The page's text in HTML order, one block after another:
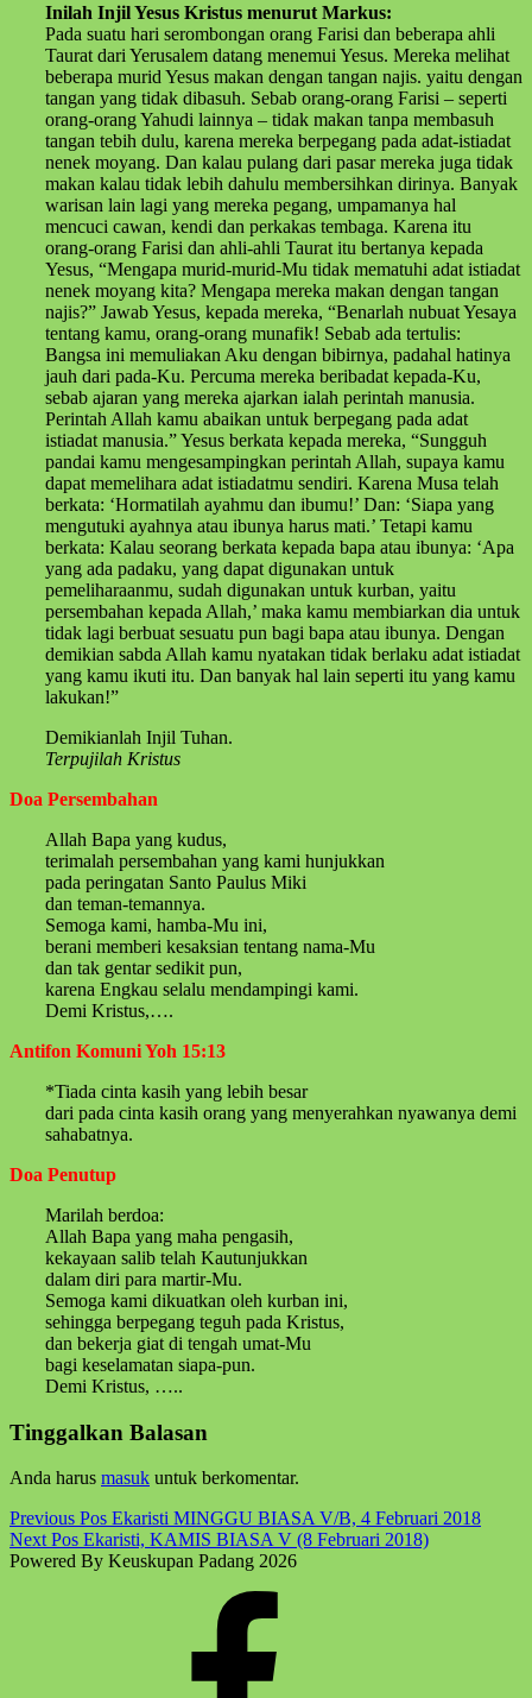
Inilah Injil Yesus Kristus menurut Markus:
Pada suatu hari serombongan orang Farisi dan beberapa ahli
Taurat dari Yerusalem datang menemui Yesus. Mereka melihat
beberapa murid Yesus makan dengan tangan najis. yaitu dengan
tangan yang tidak dibasuh. Sebab orang-orang Farisi – seperti
orang-orang Yahudi lainnya – tidak makan tanpa membasuh
tangan tebih dulu, karena mereka berpegang pada adat-istiadat
nenek moyang. Dan kalau pulang dari pasar mereka juga tidak
makan kalau tidak lebih dahulu membersihkan dirinya. Banyak
warisan lain lagi yang mereka pegang, umpamanya hal
mencuci cawan, kendi dan perkakas tembaga. Karena itu
orang-orang Farisi dan ahli-ahli Taurat itu bertanya kepada
Yesus, “Mengapa murid-murid-Mu tidak mematuhi adat istiadat
nenek moyang kita? Mengapa mereka makan dengan tangan
najis?” Jawab Yesus, kepada mereka, “Benarlah nubuat Yesaya
tentang kamu, orang-orang munafik! Sebab ada tertulis:
Bangsa ini memuliakan Aku dengan bibirnya, padahal hatinya
jauh dari pada-Ku. Percuma mereka beribadat kepada-Ku,
sebab ajaran yang mereka ajarkan ialah perintah manusia.
Perintah Allah kamu abaikan untuk berpegang pada adat
istiadat manusia.” Yesus berkata kepada mereka, “Sungguh
pandai kamu mengesampingkan perintah Allah, supaya kamu
dapat memelihara adat istiadatmu sendiri. Karena Musa telah
berkata: ‘Hormatilah ayahmu dan ibumu!’ Dan: ‘Siapa yang
mengutuki ayahnya atau ibunya harus mati.’ Tetapi kamu
berkata: Kalau seorang berkata kepada bapa atau ibunya: ‘Apa
yang ada padaku, yang dapat digunakan untuk
pemeliharaanmu, sudah digunakan untuk kurban, yaitu
persembahan kepada Allah,’ maka kamu membiarkan dia untuk
tidak lagi berbuat sesuatu pun bagi bapa atau ibunya. Dengan
demikian sabda Allah kamu nyatakan tidak berlaku adat istiadat
yang kamu ikuti itu. Dan banyak hal lain seperti itu yang kamu
lakukan!”
Demikianlah Injil Tuhan.
Terpujilah Kristus
Doa Persembahan
Allah Bapa yang kudus,
terimalah persembahan yang kami hunjukkan
pada peringatan Santo Paulus Miki
dan teman-temannya.
Semoga kami, hamba-Mu ini,
berani memberi kesaksian tentang nama-Mu
dan tak gentar sedikit pun,
karena Engkau selalu mendampingi kami.
Demi Kristus,….
Antifon Komuni Yoh 15:13
*Tiada cinta kasih yang lebih besar
dari pada cinta kasih orang yang menyerahkan nyawanya demi
sahabatnya.
Doa Penutup
Marilah berdoa:
Allah Bapa yang maha pengasih,
kekayaan salib telah Kautunjukkan
dalam diri para martir-Mu.
Semoga kami dikuatkan oleh kurban ini,
sehingga berpegang teguh pada Kristus,
dan bekerja giat di tengah umat-Mu
bagi keselamatan siapa-pun.
Demi Kristus, …..
Skip
back
to
main
navigation
Tinggalkan Balasan
Anda harus masuk untuk berkomentar.
Post
navigation
Previous Pos Ekaristi MINGGU BIASA V/B, 4 Februari 2018
Next Pos Ekaristi, KAMIS BIASA V (8 Februari 2018)
Powered By Keuskupan Padang 2026